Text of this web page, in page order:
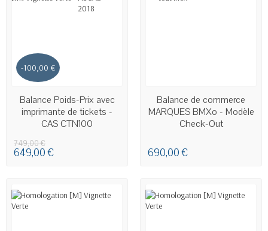
-100,00 €
Balance Poids-Prix avec
imprimante de tickets -
CAS CTN100
749,00 €
649,00 €
EN STOCK
Balance de commerce
MARQUES BMXo - Modèle
Check-Out
690,00 €